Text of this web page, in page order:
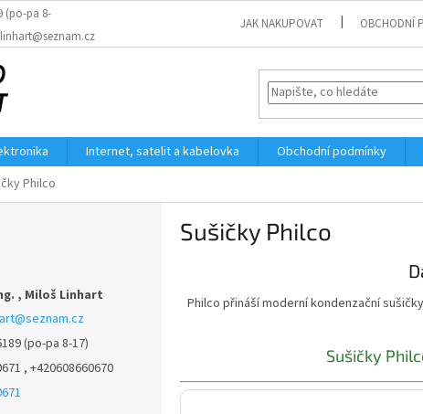
(po-pa 8-
JAK NAKUPOVAT OBCHODNÍ
Internet, satelit a kabelovka Obchodní podmínky
Philco
, Miloš Linhart
@seznam.cz
(po-pa 8-17)
, +420608660670
Sušičky Philco
Philco přináší moderní kondenzační
Sušičky